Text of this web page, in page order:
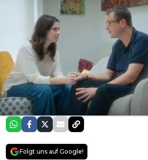
Folgt uns auf Google!